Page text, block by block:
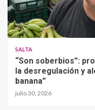
SALTA
“Son soberbios”:
la desregulación y
banana”
julio 30, 2026